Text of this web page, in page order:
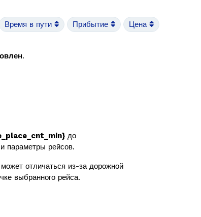
Время в пути Прибытие Цена
.
до
параметры рейсов.
отличаться из-за дорожной
выбранного рейса.